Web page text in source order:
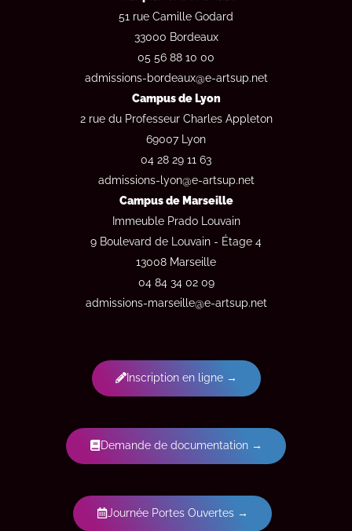
51 rue Camille Godard
33000 Bordeaux
05 56 88 10 00
admissions-bordeaux@e-artsup.net
Campus de Lyon
2 rue du Professeur Charles Appleton
69007 Lyon
04 28 29 11 63
admissions-lyon@e-artsup.net
Campus de Marseille
Immeuble Prado Louvain
9 Boulevard de Louvain - Étage 4
13008 Marseille
04 84 34 02 09
admissions-marseille@e-artsup.net
Inscription en ligne →
Demande de documentation →
Journée Portes Ouvertes →